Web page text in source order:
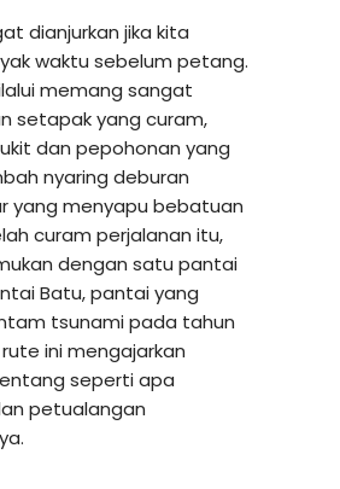
dianjurkan jika kita
waktu sebelum petang.
memang sangat
setapak yang curam,
dan pepohonan yang
nyaring deburan
yang menyapu bebatuan
curam perjalanan itu,
dengan satu pantai
Batu, pantai yang
tsunami pada tahun
rute ini mengajarkan
seperti apa
petualangan